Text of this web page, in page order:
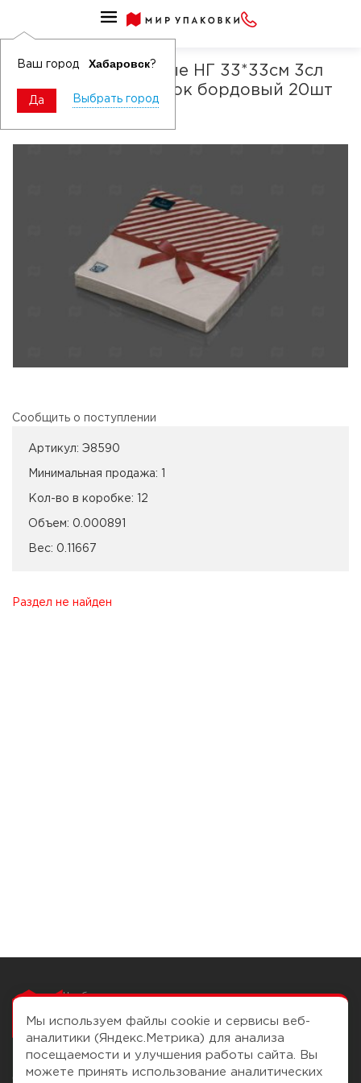
Ваш город Хабаровск?
Да Выбрать город
Салфетки бумажные сервировочные праздничные
Салфетки бумажные НГ 33*33см 3сл
Новогодний подарок бордовый 20шт
Art Bouquet Origina
Сообщить о поступлении
Артикул: Э8590
Минимальная продажа:
Кол-во в коробке: 12
Объем: 0.000891
Вес: 0.11667
Раздел не найден
Чтобы вам легко
О компании Помощь
Мы используем файлы cookie и сервисы веб-
аналитики (Яндекс.Метрика) для анализа
посещаемости и улучшения работы сайта. Вы
можете принять использование аналитических